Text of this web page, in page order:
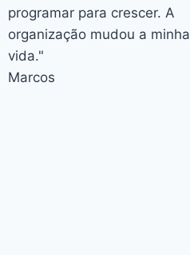
programar para crescer. A
organização mudou a minha
vida."
Marcos